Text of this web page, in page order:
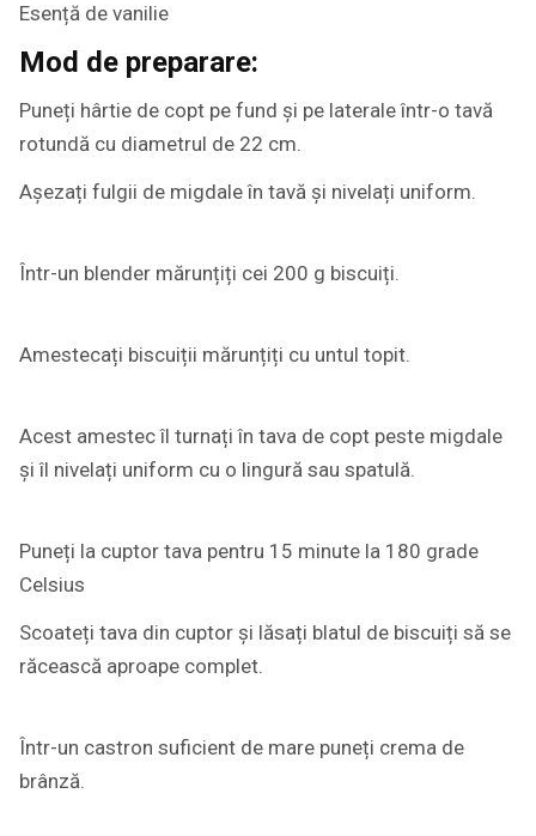
Esență de vanilie
Mod de preparare:
Puneți hârtie de copt pe fund și pe laterale într-o tavă
rotundă cu diametrul de 22 cm.
Așezați fulgii de migdale în tavă și nivelați uniform.
Într-un blender mărunțiți cei 200 g biscuiți.
Amestecați biscuiții mărunțiți cu untul topit.
Acest amestec îl turnați în tava de copt peste migdale
și îl nivelați uniform cu o lingură sau spatulă.
Puneți la cuptor tava pentru 15 minute la 180 grade
Celsius
Scoateți tava din cuptor și lăsați blatul de biscuiți să se
răcească aproape complet.
Într-un castron suficient de mare puneți crema de
brânză.